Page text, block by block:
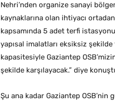
Nehri’nden organize sanayi
kaynaklarına olan ihtiyacı
kapsamında 5 adet terfi
yapısal imalatları eksiksiz
kapasitesiyle Gaziantep
şekilde karşılayacak.” diye
Şu ana kadar Gaziantep